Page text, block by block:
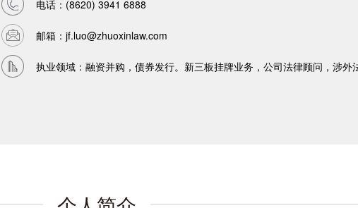
电话： (8620) 3941 6888
邮箱： jf.luo@zhuoxinlaw.com
执业领域：融资并购，债券发行。新三板挂牌业务，公司法律顾问，涉外